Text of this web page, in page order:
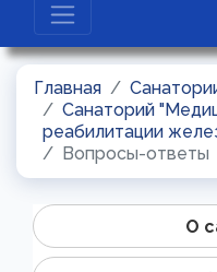
Главная
Санаторий
реабилитации
Вопросы-ответы
О